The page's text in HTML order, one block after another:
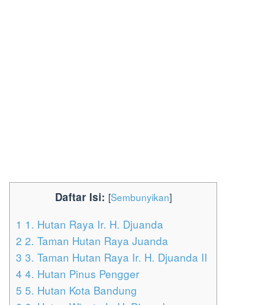
Daftar Isi: [Sembunyikan]
1 1. Hutan Raya Ir. H. Djuanda
2 2. Taman Hutan Raya Juanda
3 3. Taman Hutan Raya Ir. H. Djuanda II
4 4. Hutan Pinus Pengger
5 5. Hutan Kota Bandung